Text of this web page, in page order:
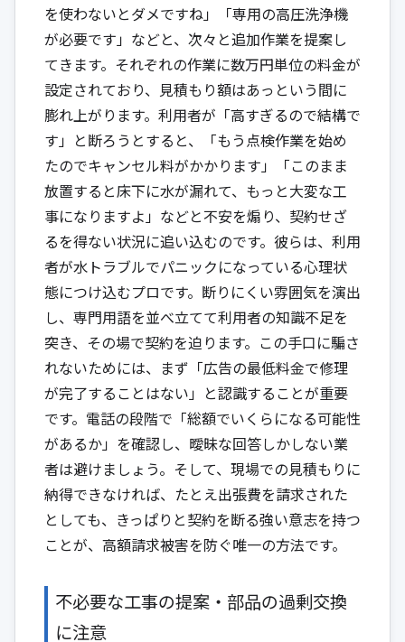
を使わないとダメですね」「専用の高圧洗浄機
が必要です」などと、次々と追加作業を提案し
てきます。それぞれの作業に数万円単位の料金が
設定されており、見積もり額はあっという間に
膨れ上がります。利用者が「高すぎるので結構で
す」と断ろうとすると、「もう点検作業を始め
たのでキャンセル料がかかります」「このまま
放置すると床下に水が漏れて、もっと大変な工
事になりますよ」などと不安を煽り、契約せざ
るを得ない状況に追い込むのです。彼らは、利用
者が水トラブルでパニックになっている心理状
態につけ込むプロです。断りにくい雰囲気を演出
し、専門用語を並べ立てて利用者の知識不足を
突き、その場で契約を迫ります。この手口に騙さ
れないためには、まず「広告の最低料金で修理
が完了することはない」と認識することが重要
です。電話の段階で「総額でいくらになる可能性
があるか」を確認し、曖昧な回答しかしない業
者は避けましょう。そして、現場での見積もりに
納得できなければ、たとえ出張費を請求された
としても、きっぱりと契約を断る強い意志を持つ
ことが、高額請求被害を防ぐ唯一の方法です。
不必要な工事の提案・部品の過剰交換
に注意